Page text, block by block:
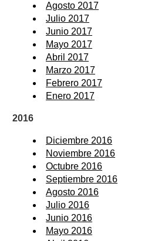
Agosto 2017
Julio 2017
Junio 2017
Mayo 2017
Abril 2017
Marzo 2017
Febrero 2017
Enero 2017
2016
Diciembre 2016
Noviembre 2016
Octubre 2016
Septiembre 2016
Agosto 2016
Julio 2016
Junio 2016
Mayo 2016